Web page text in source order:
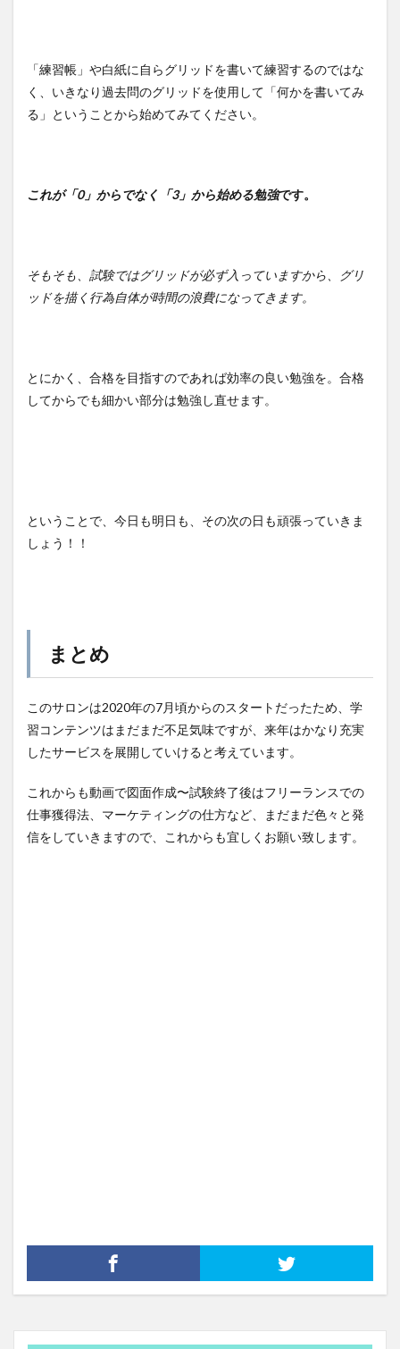
「練習帳」や白紙に自らグリッドを書いて練習するのではな
く、いきなり過去問のグリッドを使用して「何かを書いてみ
る」ということから始めてみてください。
これが「0」からでなく「3」から始める勉強です。
そもそも、試験ではグリッドが必ず入っていますから、グリ
ッドを描く行為自体が時間の浪費になってきます。
とにかく、合格を目指すのであれば効率の良い勉強を。合格
してからでも細かい部分は勉強し直せます。
ということで、今日も明日も、その次の日も頑張っていきま
しょう！！
まとめ
このサロンは2020年の7月頃からのスタートだったため、学
習コンテンツはまだまだ不足気味ですが、来年はかなり充実
したサービスを展開していけると考えています。
これからも動画で図面作成〜試験終了後はフリーランスでの
仕事獲得法、マーケティングの仕方など、まだまだ色々と発
信をしていきますので、これからも宜しくお願い致します。